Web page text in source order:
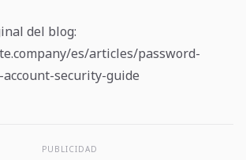
del blog:
es/articles/password-
security-guide
PUBLICIDAD